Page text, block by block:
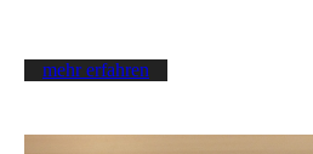
mehr erfahren